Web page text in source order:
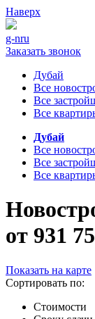
Наверх
g-nru
Заказать звонок
Дубай
Все
Все
Все
Дубай
Все
Все
Все
от 931
Показать на карте
Сортировать по:
Стоимости